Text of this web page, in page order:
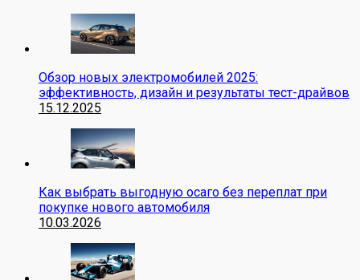
Обзор новых электромобилей 2025:
эффективность, дизайн и результаты тест-драйвов
15.12.2025
Как выбрать выгодную осаго без переплат при
покупке нового автомобиля
10.03.2026